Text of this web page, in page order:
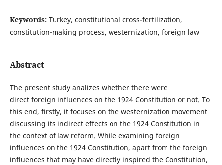
Keywords: Turkey, constitutional cross-fertilization,
constitution-making process, westernization, foreign law
Abstract
The present study analizes whether there were
direct foreign influences on the 1924 Constitution or not. To
this end, firstly, it focuses on the westernization movement
discussing its indirect effects on the 1924 Constitution in
the context of law reform. While examining foreign
influences on the 1924 Constitution, apart from the foreign
influences that may have directly inspired the Constitution,